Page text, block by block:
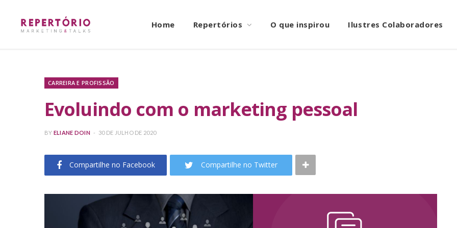
Home Repertórios O que inspirou Ilustres Colaboradores
CARREIRA E PROFISSÃO
Evoluindo com o marketing pessoal
BY ELIANE DOIN 30 DE JULHO DE 2020
Compartilhe no Facebook Compartilhe no Twitter